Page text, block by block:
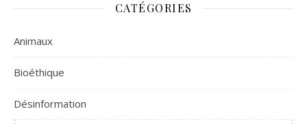
CATÉGORIES
Animaux
Bioéthique
Désinformation